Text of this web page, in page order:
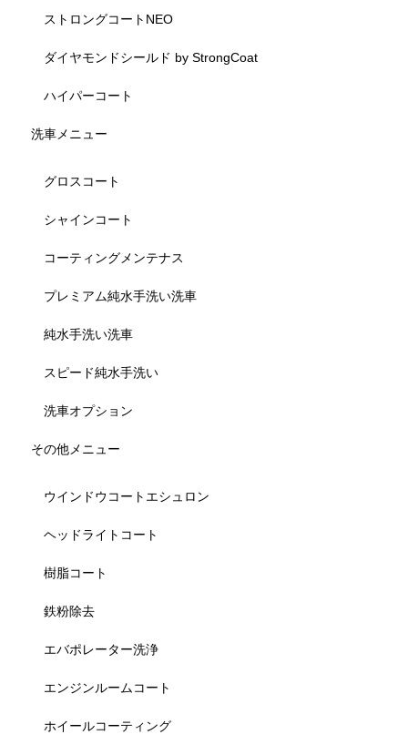
ストロングコートNEO
ダイヤモンドシールド by StrongCoat
ハイパーコート
洗車メニュー
グロスコート
シャインコート
コーティングメンテナス
プレミアム純水手洗い洗車
純水手洗い洗車
スピード純水手洗い
洗車オプション
その他メニュー
ウインドウコートエシュロン
ヘッドライトコート
樹脂コート
鉄粉除去
エバポレーター洗浄
エンジンルームコート
ホイールコーティング